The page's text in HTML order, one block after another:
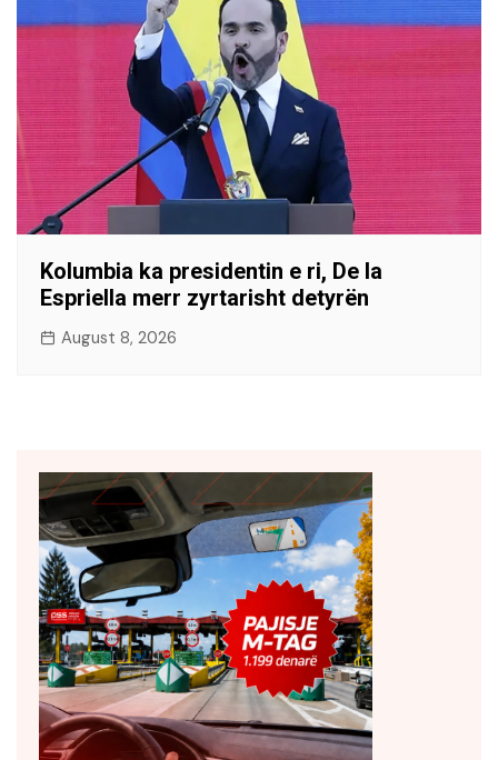
Kolumbia ka presidentin e ri, De la
Espriella merr zyrtarisht detyrën
August 8, 2026